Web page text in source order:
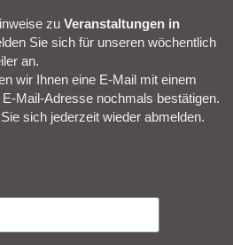
zu Veranstal­tungen in
Sie sich für unseren wöchentlich
an.
wir Ihnen eine E-Mail mit einem
Mail-Adresse nochmals bestätigen.
sich jederzeit wieder abmelden.​